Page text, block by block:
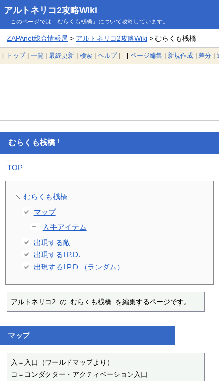
アルトネリコ2攻略Wiki
このページでは「むらくも桟橋」について攻略しています。
ZAPAnet総合情報局 > アルトネリコ2攻略Wiki> むらくも桟橋
[ トップ| 一覧 | 最終更新 | 検索 | ヘルプ] [ ページ編集 | 新規作成 | 差分 |
むらくも桟橋 †
TOP
むらくも桟橋
マップ
入手アイテム
出現する敵
出現するI.P.D.
出現するI.P.D.（ランダム）
アルトネリコ2 の むらくも桟橋 を編集するページです。
マップ†
入＝入口（ワールドマップより）
コ＝コンダクター・アクティベーション入口